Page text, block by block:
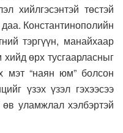
хийлгэсэнтэй төстэй
Константинополийн
тэргүүн, манайхаар
өрх тусгаарласныг
мэт “наян юм” болсон
үзэх үзэл гэхээсээ
уламжлал хэлбэртэй